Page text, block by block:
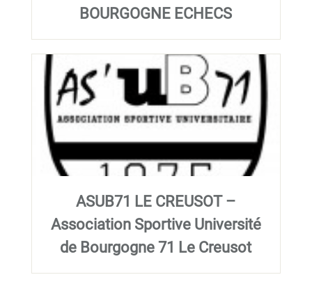
BOURGOGNE ECHECS
ASUB71 LE CREUSOT –
Association Sportive Université
de Bourgogne 71 Le Creusot